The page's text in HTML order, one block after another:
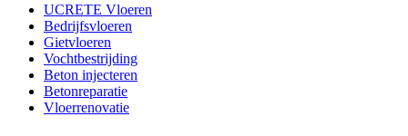
UCRETE Vloeren
Bedrijfsvloeren
Gietvloeren
Vochtbestrijding
Beton injecteren
Betonreparatie
Vloerrenovatie